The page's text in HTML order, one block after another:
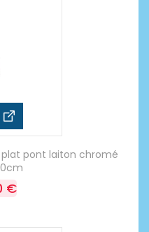
plat pont laiton chromé
€